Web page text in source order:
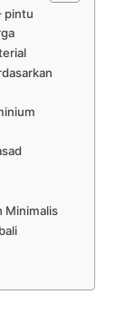
pintu
Minimalis